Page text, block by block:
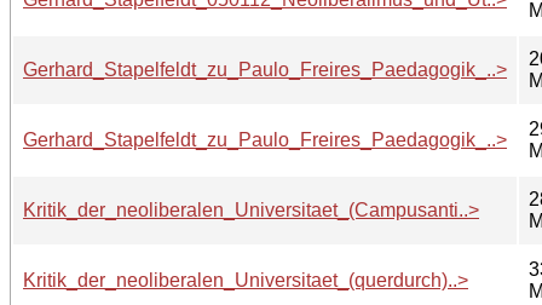
Gerhard_Stapelfeldt_zu_Paulo_Freires_Paedagogik_..>
Gerhard_Stapelfeldt_zu_Paulo_Freires_Paedagogik_..>
Kritik_der_neoliberalen_Universitaet_(Campusanti..>
Kritik_der_neoliberalen_Universitaet_(querdurch)..>